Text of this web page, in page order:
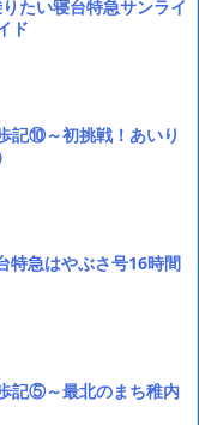
たい寝台特急サンライ
ド
記⑩～初挑戦！あいり
特急はやぶさ号16時間
記⑤～最北のまち稚内